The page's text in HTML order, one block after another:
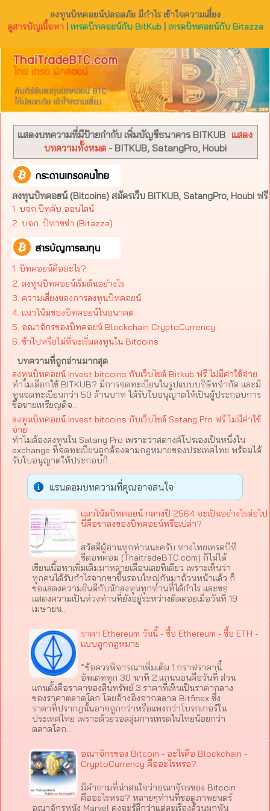
ลงทุนบิทคอยน์ปลอดภัย มีกำไร เข้าใจความเสี่ยง
ดูสารบัญเนื้อหา| เทรดบิทคอยน์กับ BitKub| เทรดบิทคอยน์กับ Bitazza
แสดงบทความที่มีป้ายกำกับ เพิ่มบัญชีธนาคาร BITKUB แสดง
บทความทั้งหมด- BITKUB, SatangPro, Houbi
ลงทุนบิทคอยน์ (Bitcoins) สมัครเว็บ BITKUB, SatangPro, Houbi ฟรี
1. บจก.บิทคับ ออนไลน์
2. บจก. บิทาซซ่า (Bitazza)​
1. บิทคอยน์คืออะไร?
2. ลงทุนบิทคอยน์เริ่มต้นอย่างไร
3. ความเสี่ยงของการลงทุนบิทคอยน์
4. แนวโน้มของบิทคอยน์ในอนาคต
5. อณาจักรของบิทคอยน์ Blockchain CryptoCurrency
6. ช้าไปหรือไม่ที่จะเริ่มลงทุนใน Bitcoins
บทความที่ถูกอ่านมากสุด
ลงทุนบิทคอยน์ Invest bitcoins กับเว็บไซต์ Bitkub ฟรี ไม่มีค่าใช้จ่าย
ทำไมเลือกใช้ BITKUB? มีการจดทะเบียนในรูปแบบบริษัทจำกัด และมี
ทุนจดทะเบียนกว่า 50 ล้านบาท ได้รับใบอนุญาตให้เป็นผู้ประกอบการ
ซื้อขายเหรียญดิจ...
ลงทุนบิทคอยน์ Invest bitcoins กับเว็บไซต์ Satang Pro ฟรี ไม่มีค่าใช้
จ่าย
ทำไมต้องลงทุนใน Satang Pro เพราะว่าสตางค์โปรเองเป็นหนึ่งใน
exchange ที่จดทะเบียนถูกต้องตามกฎหมายของประเทศไทย พร้อมได้
รับใบอนุญาตให้ประกอบกิ...
แรนดอมบทความที่คุณอาจสนใจ
แนวโน้มบิทคอยน์ กลางปี 2564 จะเป็นอย่างไรต่อไป
นี่คือขาลงของบิทคอยน์หรือเปล่า?
สวัสดีผู้อ่านทุกท่านนะครับ ทางไทยเทรดบีที
ซีดอทคอม (ThaitradeBTC.com) ก็ไม่ได้
เขียนเนื้อหาเพิ่มเติมมาหลายเดือนเลยทีเดียว เพราะเห็นว่า
ทุกคนได้รับกำไรจากขาขึ้นรอบใหญ่กันมาถ้วนหน้าแล้ว ก็
ขอแสดงความยินดีกับนักลงทุนทุกท่านที่ได้กำไร และขอ
แสดงความเป็นห่วงท่านที่ยังอยู่ระหว่างติดดอยเมื่อวันที่ 19
เมษายน…
ราคา Ethereum วันนี้ - ซื้อ Ethereum - ซื้อ ETH -
แบบถูกกฎหมาย
*ข้อควรพิจารณาเพิ่มเติม 1.กราฟราคานี้
อัพเดททุก 30 นาที 2.แกนนอนคือวันที่ ส่วน
แกนตั้งคือราคาของสินทรัพย์ 3.ราคาที่เห็นเป็นราคากลาง
ของราคาตลาดโลก โดยอ้างอิงจากตลาด Bitfinex ซึ่ง
ราคาที่ปรากฎนั้นอาจถูกกว่าหรือแพงกว่าโบรกเกอร์ใน
ประเทศไทย เพราะด้วยวอลลุ่มการเทรดในไทยน้อยกว่า
ตลาดโลก…
อณาจักรของ Bitcoin - อะไรคือ Blockchain -
CryptoCurrency คืออะไรหรอ?
มีคำถามที่น่าสนใจว่าอณาจักรของ Bitcoin
คืออะไรหรอ? หลายๆท่านที่ชอดูภาพยนตร์
อณาจักรหนัง Marvel คงจะรู้สึกว่าแต่ละเรื่องล้วนผูกพัน